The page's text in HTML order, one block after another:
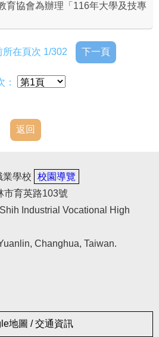
動專區
育協會為辦理「116年大學及技專
所在頁次 1/302 下一頁
：
返回
業學校
校園導覽
市育英路103號
Industrial Vocational High
Changhua, Taiwan.
地圖 / 交通資訊